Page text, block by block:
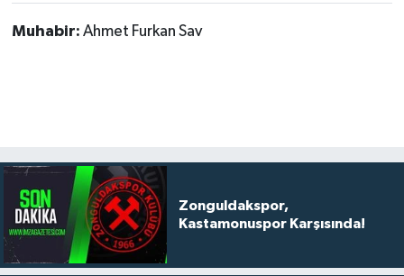
Muhabir: Ahmet Furkan Sav
Zonguldakspor,
Kastamonuspor Karşısında!